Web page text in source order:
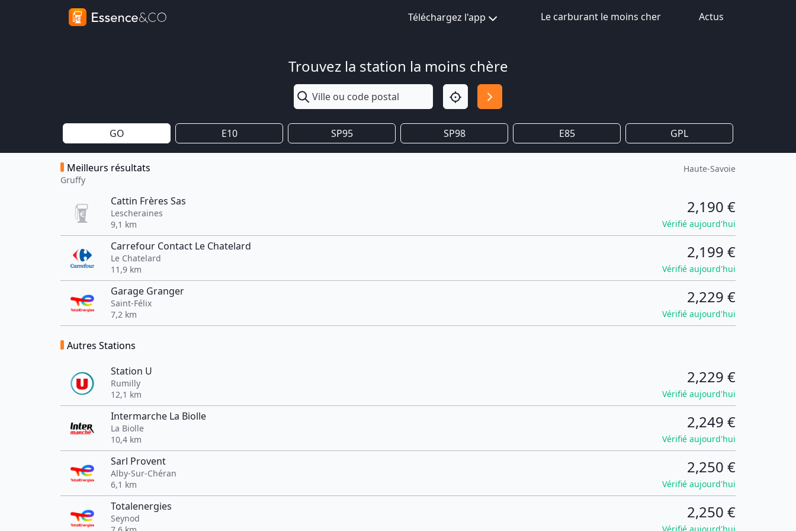
Téléchargez l'app Le carburant le moins cher Actus
Trouvez la station la moins chère
GO E10 SP95 SP98 E85 GPL
Meilleurs résultats
Gruffy
Haute-Savoie
Cattin Frères Sas
Lescheraines
9,1 km
2,190 €
Vérifié aujourd'hui
Carrefour Contact Le Chatelard
Le Chatelard
11,9 km
2,199 €
Vérifié aujourd'hui
Garage Granger
Saint-Félix
7,2 km
2,229 €
Vérifié aujourd'hui
Autres Stations
Station U
Rumilly
12,1 km
2,229 €
Vérifié aujourd'hui
Intermarche La Biolle
La Biolle
10,4 km
2,249 €
Vérifié aujourd'hui
Sarl Provent
Alby-Sur-Chéran
6,1 km
2,250 €
Vérifié aujourd'hui
Totalenergies
Seynod
2,250 €